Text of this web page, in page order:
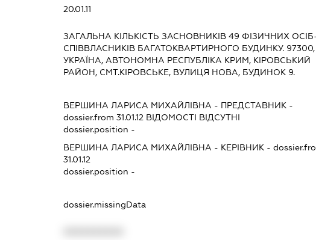
20.01.11
ЗАГАЛЬНА КІЛЬКІСТЬ ЗАСНОВНИКІВ 49 ФІЗИЧНИХ
СПІВВЛАСНИКІВ БАГАТОКВАРТИРНОГО БУДИНКУ. 97300,
УКРАЇНА, АВТОНОМНА РЕСПУБЛІКА КРИМ, КІРОВСЬКИЙ
РАЙОН, СМТ.КІРОВСЬКЕ, ВУЛИЦЯ НОВА, БУДИНОК 9.
ВЕРШИНА ЛАРИСА МИХАЙЛІВНА - ПРЕДСТАВНИК -
dossier.from 31.01.12 ВІДОМОСТІ ВІДСУТНІ
dossier.position -
ВЕРШИНА ЛАРИСА МИХАЙЛІВНА - КЕРІВНИК -
31.01.12
dossier.position -
dossier.missingData